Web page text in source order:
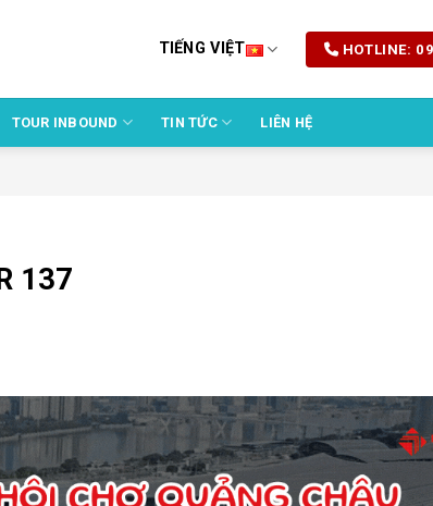
TIẾNG VIỆT HOTLINE:
TOUR INBOUND TIN TỨC LIÊN HỆ
137